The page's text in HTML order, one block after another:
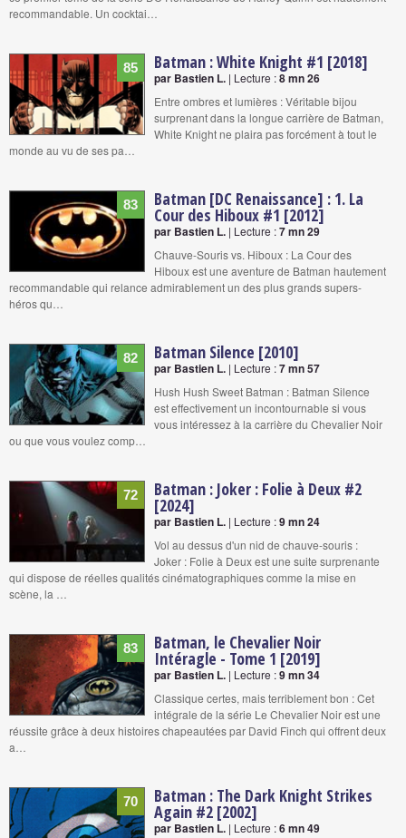
recommandable. Un cocktai…
85 Batman : White Knight #1 [2018]
par Bastien L. | Lecture :8 mn 26
Entre ombres et lumières : Véritable bijou
surprenant dans la longue carrière de Batman,
White Knight ne plaira pas forcément à tout le
monde au vu de ses pa…
83 Batman [DC Renaissance] : 1. La
Cour des Hiboux #1 [2012]
par Bastien L. | Lecture :7 mn 29
Chauve-Souris vs. Hiboux : La Cour des
Hiboux est une aventure de Batman hautement
recommandable qui relance admirablement un des plus grands supers-
héros qu…
82 Batman Silence [2010]
par Bastien L. | Lecture :7 mn 57
Hush Hush Sweet Batman : Batman Silence
est effectivement un incontournable si vous
vous intéressez à la carrière du Chevalier Noir
ou que vous voulez comp…
72 Batman : Joker : Folie à Deux #2
[2024]
par Bastien L. | Lecture :9 mn 24
Vol au dessus d'un nid de chauve-souris :
Joker : Folie à Deux est une suite surprenante
qui dispose de réelles qualités cinématographiques comme la mise en
scène, la …
83 Batman, le Chevalier Noir
Intéragle - Tome 1 [2019]
par Bastien L. | Lecture :9 mn 34
Classique certes, mais terriblement bon : Cet
intégrale de la série Le Chevalier Noir est une
réussite grâce à deux histoires chapeautées par David Finch qui offrent deux
a…
70 Batman : The Dark Knight Strikes
Again #2 [2002]
par Bastien L. | Lecture :6 mn 49